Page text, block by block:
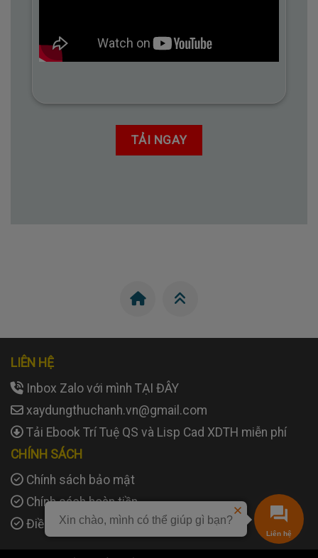
TẢI NGAY
LIÊN HỆ
Inbox Zalo với mình TẠI ĐÂY
xaydungthuchanh.vn@gmail.com
Tải Ebook Trí Tuệ QS và Lisp Cad XDTH miễn phí
CHÍNH SÁCH
Chính sách bảo mật
Chính sách hoàn tiền
Điều khoản và điều kiện
Xin chào, mình có thể giúp gì bạn?